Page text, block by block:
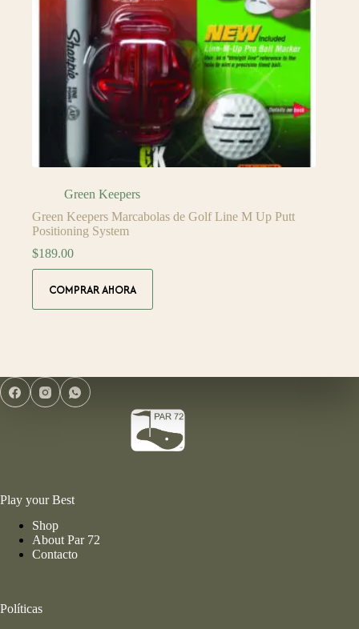
Green Keepers
Green Keepers Marcabolas de Golf Line M Up Putt
Positioning System
$189.00
COMPRAR AHORA
Play your Best
Shop
About Par 72
Contacto
Políticas